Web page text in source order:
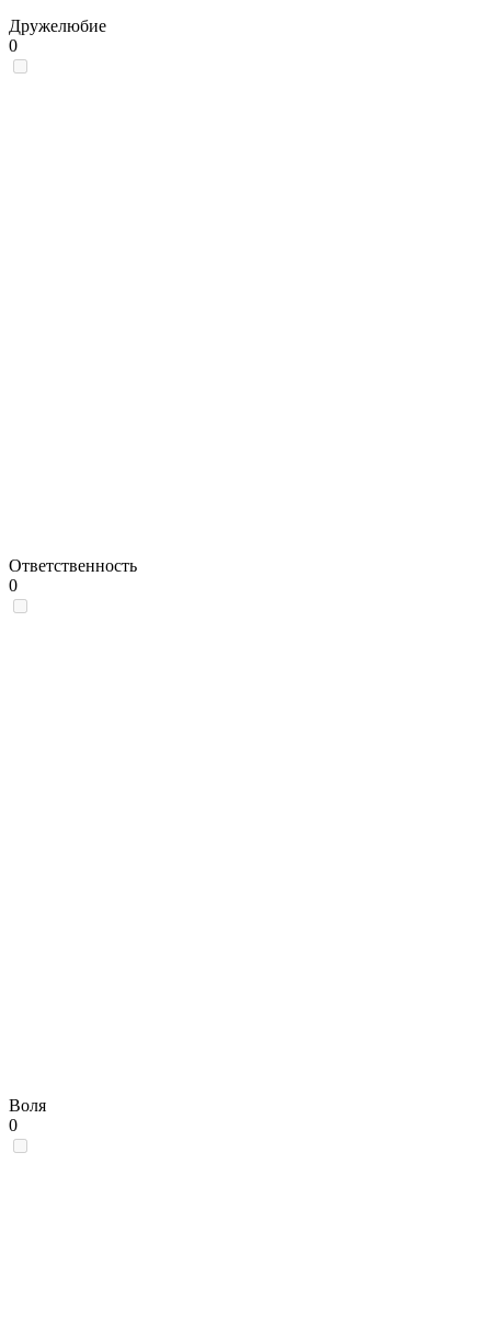
Дружелюбие
0
Ответственность
0
Воля
0